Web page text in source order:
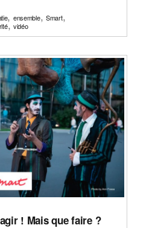
, ensemble,Smart,
, vidéo
! Mais que faire ?